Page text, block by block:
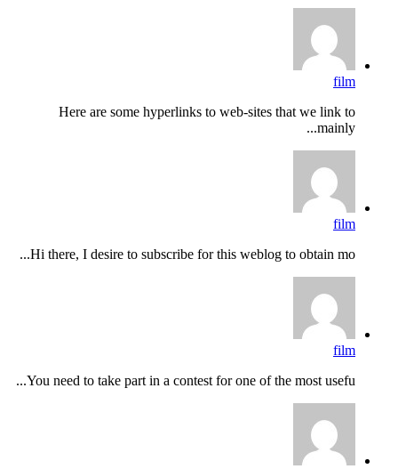
film
Here are some hyperlinks to web-sites that we link to
mainly...
film
Hi there, I desire to subscribe for this weblog to obtain mo...
film
You need to take part in a contest for one of the most usefu...